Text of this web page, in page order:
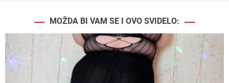
MOŽDA BI VAM SE I OVO SVIDELO: